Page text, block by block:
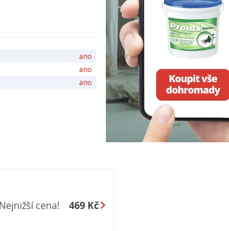
ano
ano
ano
Nejnižší cena! 469 Kč